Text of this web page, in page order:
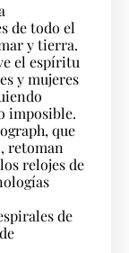
de todo el
y tierra.
el espíritu
y mujeres
imposible.
que
retoman
relojes de
de